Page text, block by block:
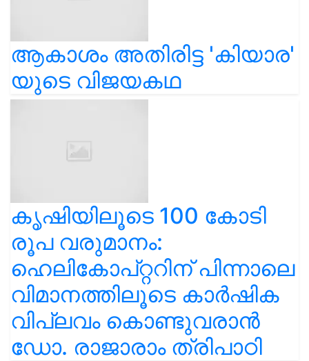
ആകാശം അതിരിട്ട 'കിയാര'
യുടെ വിജയകഥ
കൃഷിയിലൂടെ 100 കോടി
രൂപ വരുമാനം:
ഹെലികോപ്റ്ററിന് പിന്നാലെ
വിമാനത്തിലൂടെ കാർഷിക
വിപ്ലവം കൊണ്ടുവരാൻ
ഡോ. രാജാരാം ത്രിപാഠി